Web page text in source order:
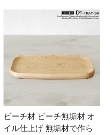
ビーチ材 ビーチ無垢材 オ
イル仕上げ 無垢材で作ら